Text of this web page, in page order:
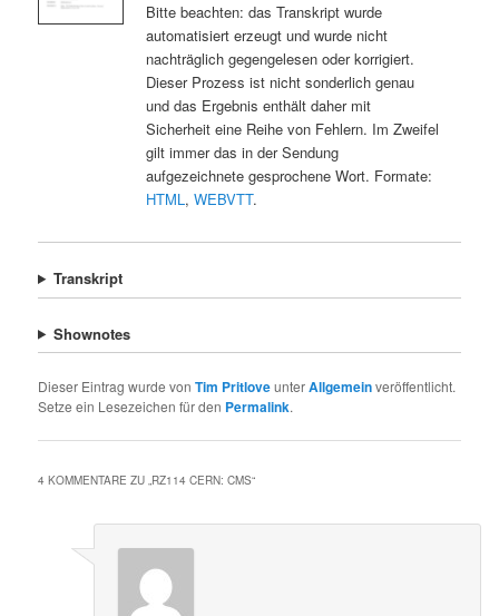
Bitte beachten: das Transkript wurde
automatisiert erzeugt und wurde nicht
nachträglich gegengelesen oder korrigiert.
Dieser Prozess ist nicht sonderlich genau
und das Ergebnis enthält daher mit
Sicherheit eine Reihe von Fehlern. Im Zweifel
gilt immer das in der Sendung
aufgezeichnete gesprochene Wort. Formate:
HTML, WEBVTT.
Transkript
Shownotes
Dieser Eintrag wurde vonTim PritloveunterAllgemeinveröffentlicht.
Setze ein Lesezeichen für den Permalink.
4 KOMMENTARE ZU „ RZ114 CERN: CMS“